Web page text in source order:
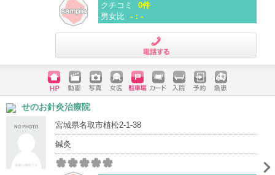
クチコミ
0件
男女比 -：-
ホームペ
ージ
動画 写真 女医 駐車場
クレジッ
入院 予約 急患
せのお針灸治療院
宮城県名取市植松2-1-38
鍼灸